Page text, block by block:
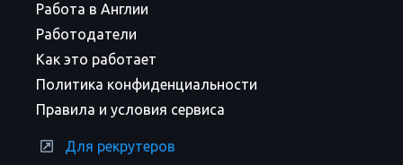
Работа в Англии
Работодатели
Как это работает
Политика конфиденциальности
Правила и условия сервиса
Для рекрутеров